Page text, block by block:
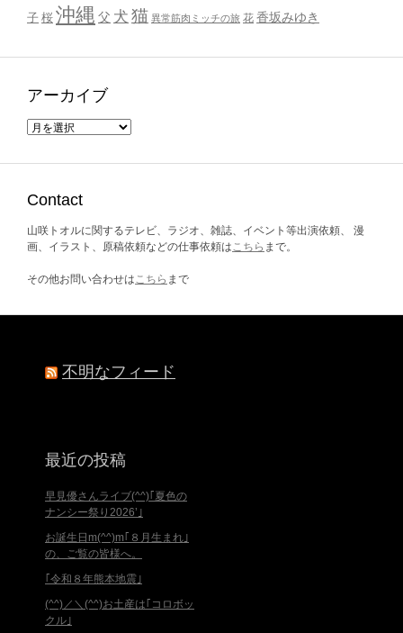
子 桜 沖縄 父 犬 猫 異常筋肉ミッチの旅 花 香坂みゆき
アーカイブ
ア
ブ
Contact
山咲トオルに関するテレビ、ラジオ、雑誌、イベント等出演依頼、 漫
画、イラスト、原稿依頼などの仕事依頼はこちら まで。
その他お問い合わせはこちら まで
不明なフィード
最近の投稿
早見優さんライブ(^^)｢夏色の
ナンシー祭り2026’｣
お誕生日m(^^)m｢８月生まれ｣
の、ご覧の皆様へ。
｢令和８年熊本地震｣
(^^)／＼(^^)お土産は｢コロボッ
クル｣